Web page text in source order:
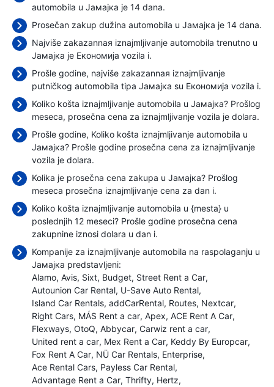
automobila u Јамајка je 14 dana.
Prosečan zakup dužina automobila u Јамајка je 14 dana.
Najviše zakazannaя iznajmljivanje automobila trenutno u
Јамајка je Економија vozila i.
Prošle godine, najviše zakazannaя iznajmljivanje
putničkog automobila tipa Јамајка su Економија vozila i.
Koliko košta iznajmljivanje automobila u Јамајка? Prošlog
meseca, prosečna cena za iznajmljivanje vozila je dolara.
Prošle godine, Koliko košta iznajmljivanje automobila u
Јамајка? Prošle godine prosečna cena za iznajmljivanje
vozila je dolara.
Kolika je prosečna cena zakupa u Јамајка? Prošlog
meseca prosečna iznajmljivanje cena za dan i.
Koliko košta iznajmljivanje automobila u {mesta} u
poslednjih 12 meseci? Prošle godine prosečna cena
zakupnine iznosi dolara u dan i.
Kompanije za iznajmljivanje automobila na raspolaganju u
Јамајка predstavljeni:
Alamo Avis Sixt Budget Street Rent a Car
Autounion Car Rental U-Save Auto Rental
Island Car Rentals addCarRental Routes Nextcar
Right Cars MÁS Rent a car Apex ACE Rent A Car
Flexways OtoQ Abbycar Carwiz rent a car
United rent a car Mex Rent a Car Keddy By Europcar
Fox Rent A Car NÜ Car Rentals Enterprise
Ace Rental Cars Payless Car Rental
Advantage Rent a Car Thrifty Hertz